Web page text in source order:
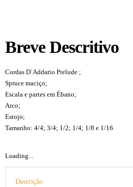
Breve Descritivo
Cordas D`Addario Prelude ;
Spruce maciço;
Escala e partes em Ébano;
Arco;
Estojo;
Tamanho: 4/4; 3/4; 1/2; 1/4; 1/8 e 1/16
Loading...
Descrição